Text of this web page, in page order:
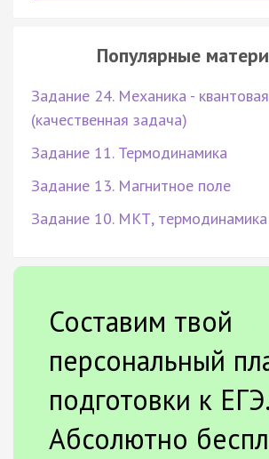
Популярные
Задание 24. Механика -
(качественная задача)
Задание 11. Термодинамика
Задание 13. Магнитное поле
Задание 10. МКТ, термодинамика
Составим твой
персональный
подготовки к ЕГЭ.
Абсолютно